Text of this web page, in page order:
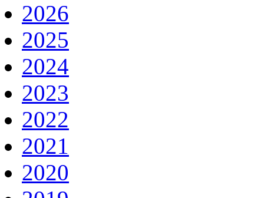
2026
2025
2024
2023
2022
2021
2020